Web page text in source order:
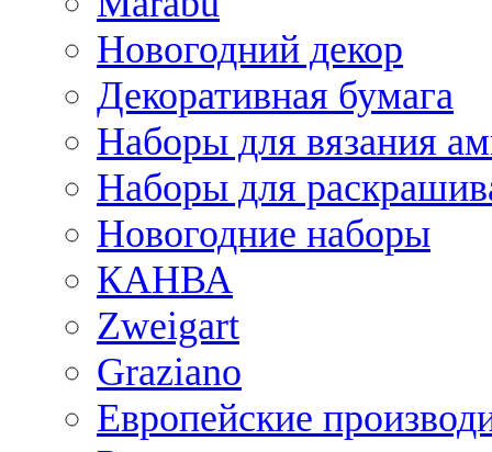
Новогодний декор
Декоративная бумага
Наборы для вязания
Наборы для
Новогодние наборы
КАНВА
Zweigart
Graziano
Европейские